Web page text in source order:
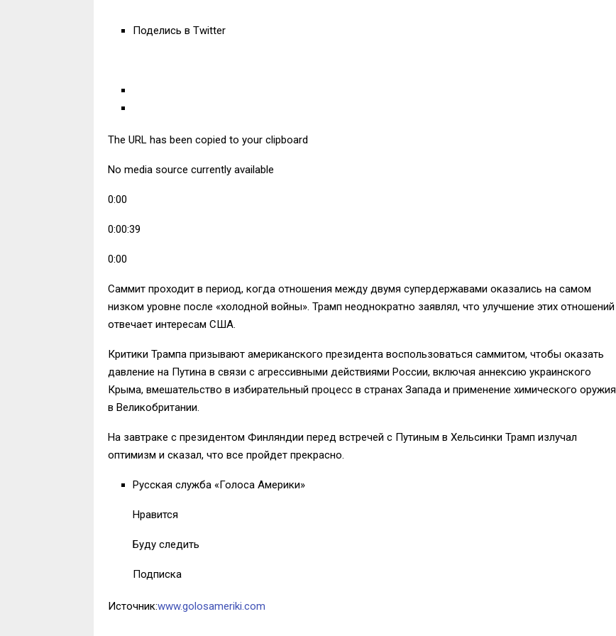
Поделись в Twitter
The URL has been copied to your clipboard
No media source currently available
0:00
0:00:39
0:00
Саммит проходит в период, когда отношения между двумя супердержавами оказались на самом
низком уровне после «холодной войны». Трамп неоднократно заявлял, что улучшение этих отношений
отвечает интересам США.
Критики Трампа призывают американского президента воспользоваться саммитом, чтобы оказать
давление на Путина в связи с агрессивными действиями России, включая аннексию украинского
Крыма, вмешательство в избирательный процесс в странах Запада и применение химического оружия
в Великобритании.
На завтраке с президентом Финляндии перед встречей с Путиным в Хельсинки Трамп излучал
оптимизм и сказал, что все пройдет прекрасно.
Русская служба «Голоса Америки»
Нравится
Буду следить
Подписка
Источник:www.golosameriki.com